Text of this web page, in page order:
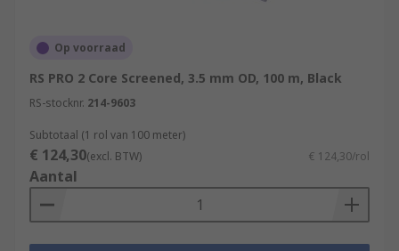
Op voorraad
RS PRO 2 Core Screened, 3.5 mm OD, 100 m, Black
RS-stocknr. 214-9603
Subtotaal (1 rol van 100 meter)
€ 124,30(excl. BTW) € 124,30/rol
Aantal